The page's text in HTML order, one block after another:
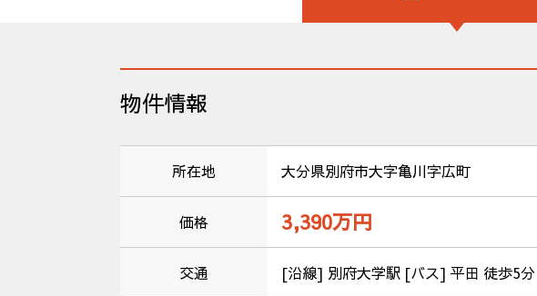
物件情報
所在地 大分県別府市大字亀川字広町
価格 3,390万円
交通 [沿線] 別府大学駅 [バス] 平田 徒歩5分